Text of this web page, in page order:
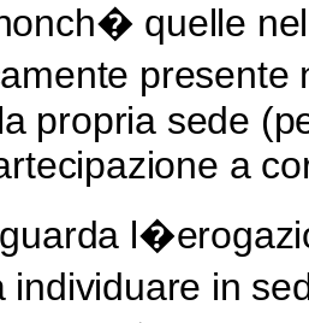
quelle
propria sede
a
in